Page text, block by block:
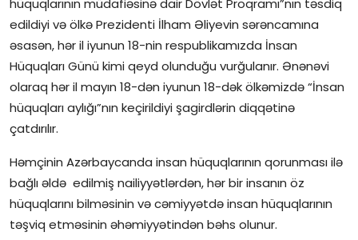
İctimai şura
Dünya
hüquqlarının müdafiəsinə dair Dövlət Proqramı”nın təsdiq
edildiyi və ölkə Prezidenti İlham Əliyevin sərəncamına
əsasən, hər il iyunun 18-nin respublikamızda İnsan
Hüquqları Günü kimi qeyd olunduğu vurğulanır. Ənənəvi
olaraq hər il mayın 18-dən iyunun 18-dək ölkəmizdə “İnsan
hüquqları aylığı”nın keçirildiyi şagirdlərin diqqətinə
çatdırılır.
Həmçinin Azərbaycanda insan hüquqlarının qorunması ilə
bağlı əldə edilmiş nailiyyətlərdən, hər bir insanın öz
hüquqlarını bilməsinin və cəmiyyətdə insan hüquqlarının
təşviq etməsinin əhəmiyyətindən bəhs olunur.